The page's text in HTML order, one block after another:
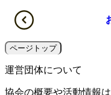
ページトップ
運営団体について
協会の概要や活動情報